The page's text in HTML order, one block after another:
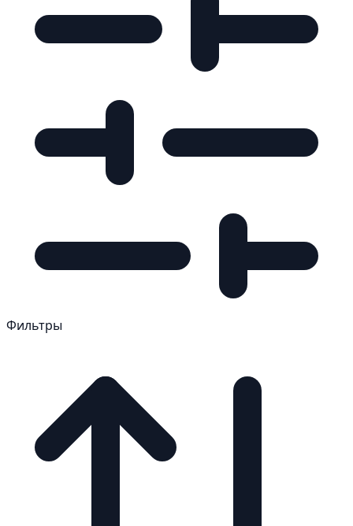
Фильтры